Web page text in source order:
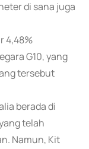
di sana juga
4,48%
G10, yang
tersebut
berada di
telah
Namun, Kit